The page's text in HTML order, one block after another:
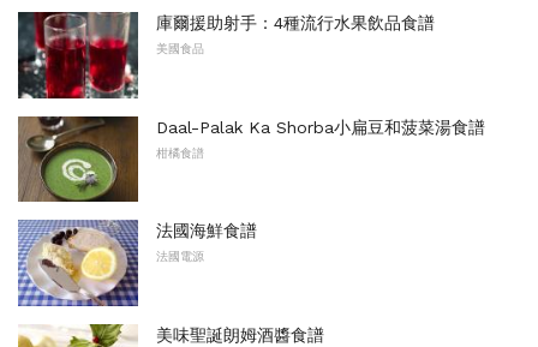
庫爾援助射手：4種流行水果飲品食譜
美國食品
Daal-Palak Ka Shorba小扁豆和菠菜湯食譜
柑橘食譜
法國海鮮食譜
法國電源
美味聖誕朗姆酒醬食譜